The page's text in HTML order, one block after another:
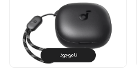
ناموجود